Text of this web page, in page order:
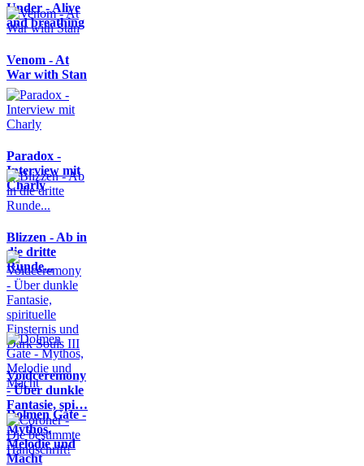
Under - Alive
and breathing
Venom - At
War with Stan
Paradox -
Interview mit
Charly
Blizzen - Ab in
die dritte
Runde...
Voidceremony
- Über dunkle
Fantasie, spi…
Dolmen Gate -
Mythos,
Melodie und
Macht